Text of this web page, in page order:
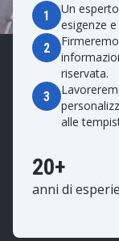
1
Un
esigenze
2
riservata.
3
alle
20+
anni di